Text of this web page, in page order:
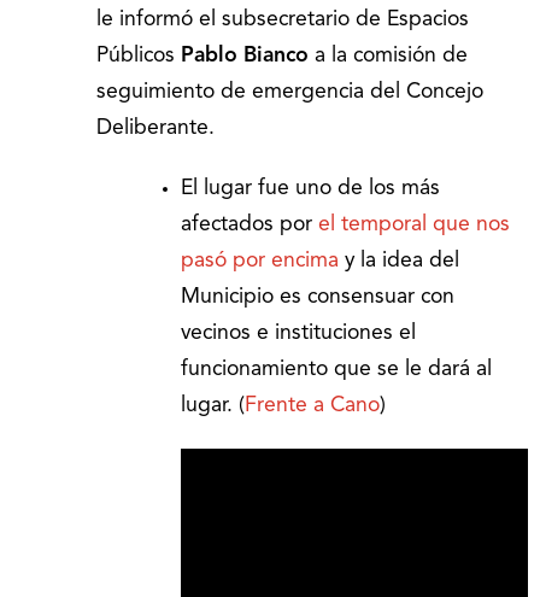
le informó el subsecretario de Espacios
Públicos Pablo Bianco a la comisión de
seguimiento de emergencia del Concejo
Deliberante.
El lugar fue uno de los más
afectados por el temporal que nos
pasó por encima y la idea del
Municipio es consensuar con
vecinos e instituciones el
funcionamiento que se le dará al
lugar. ( Frente a Cano)